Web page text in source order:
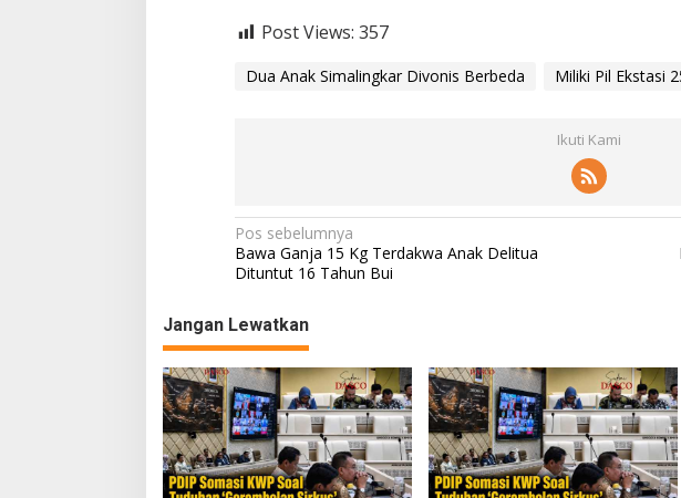
Post Views: 357
Dua Anak Simalingkar Divonis Berbeda Miliki Pil Ekstasi
Ikuti Kami
N
a
i
g
a
s
i
p
Pos sebelumnya
Bawa Ganja 15 Kg Terdakwa Anak Delitua
Dituntut 16 Tahun Bui
Jangan Lewatkan